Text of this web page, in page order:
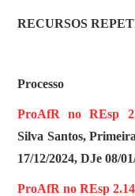
RECURSOS
Processo
ProAfR no REsp
Silva Santos,
17/12/2024, DJe 08/
ProAfR no REsp